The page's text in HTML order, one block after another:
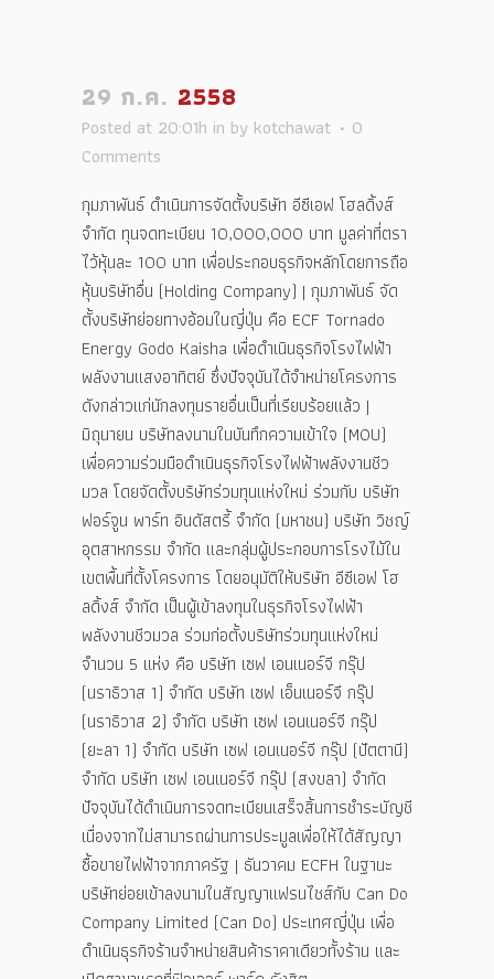
29 ก.ค. 2558
Posted at 20:01h in by kotchawat
0
Comments
กุมภาพันธ์ ดำเนินการจัดตั้งบริษัท อีซีเอฟ โฮลดิ้งส์
จำกัด ทุนจดทะเบียน 10,000,000 บาท มูลค่าที่ตรา
ไว้หุ้นละ 100 บาท เพื่อประกอบธุรกิจหลักโดยการถือ
หุ้นบริษัทอื่น (Holding Company) | กุมภาพันธ์ จัด
ตั้งบริษัทย่อยทางอ้อมในญี่ปุ่น คือ ECF Tornado
Energy Godo Kaisha เพื่อดำเนินธุรกิจโรงไฟฟ้า
พลังงานแสงอาทิตย์ ซึ่งปัจจุบันได้จำหน่ายโครงการ
ดังกล่าวแก่นักลงทุนรายอื่นเป็นที่เรียบร้อยแล้ว |
มิถุนายน บริษัทลงนามในบันทึกความเข้าใจ (MOU)
เพื่อความร่วมมือดำเนินธุรกิจโรงไฟฟ้าพลังงานชีว
มวล โดยจัดตั้งบริษัทร่วมทุนแห่งใหม่ ร่วมกับ บริษัท
ฟอร์จูน พาร์ท อินดัสตรี้ จำกัด (มหาชน) บริษัท วิชญ์
อุตสาหกรรม จำกัด และกลุ่มผู้ประกอบการโรงไม้ใน
เขตพื้นที่ตั้งโครงการ โดยอนุมัติให้บริษัท อีซีเอฟ โฮ
ลดิ้งส์ จำกัด เป็นผู้เข้าลงทุนในธุรกิจโรงไฟฟ้า
พลังงานชีวมวล ร่วมก่อตั้งบริษัทร่วมทุนแห่งใหม่
จำนวน 5 แห่ง คือ บริษัท เซฟ เอนเนอร์จี กรุ๊ป
(นราธิวาส 1) จำกัด บริษัท เซฟ เอ็นเนอร์จี กรุ๊ป
(นราธิวาส 2) จำกัด บริษัท เซฟ เอนเนอร์จี กรุ๊ป
(ยะลา 1) จำกัด บริษัท เซฟ เอนเนอร์จี กรุ๊ป (ปัตตานี)
จำกัด บริษัท เซฟ เอนเนอร์จี กรุ๊ป (สงขลา) จำกัด
ปัจจุบันได้ดำเนินการจดทะเบียนเสร็จสิ้นการชำระบัญชี
เนื่องจากไม่สามารถผ่านการประมูลเพื่อให้ได้สัญญา
ซื้อขายไฟฟ้าจากภาครัฐ | ธันวาคม ECFH ในฐานะ
บริษัทย่อยเข้าลงนามในสัญญาแฟรนไชส์กับ Can Do
Company Limited (Can Do) ประเทศญี่ปุ่น เพื่อ
ดำเนินธุรกิจร้านจำหน่ายสินค้าราคาเดียวทั้งร้าน และ